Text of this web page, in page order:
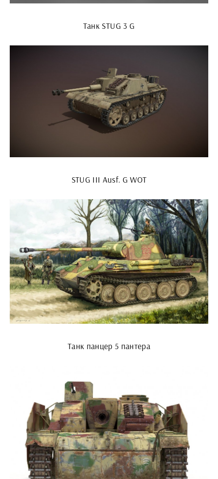
Танк STUG 3 G
STUG III Ausf. G WOT
Танк панцер 5 пантера